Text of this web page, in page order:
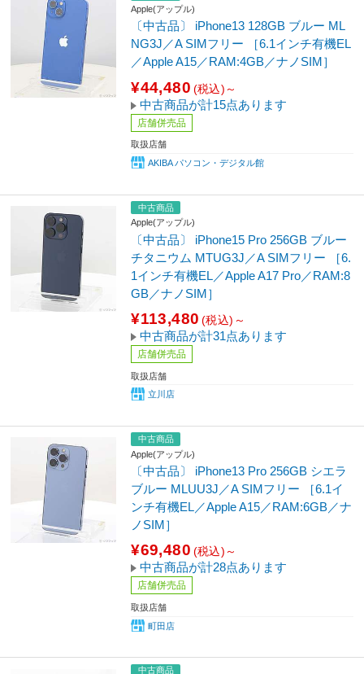
Apple(アップル)
〔中古品〕 iPhone13 128GB ブルー ML
NG3J／A SIMフリー ［6.1インチ有機EL
／Apple A15／RAM:4GB／ナノSIM］
¥44,480 (税込)～
中古商品が計15点あります
店舗併売品
取扱店舗
AKIBA パソコン・デジタル館
中古商品
Apple(アップル)
〔中古品〕 iPhone15 Pro 256GB ブルー
チタニウム MTUG3J／A SIMフリー ［6.
1インチ有機EL／Apple A17 Pro／RAM:8
GB／ナノSIM］
¥113,480 (税込)～
中古商品が計31点あります
店舗併売品
取扱店舗
立川店
中古商品
Apple(アップル)
〔中古品〕 iPhone13 Pro 256GB シエラ
ブルー MLUU3J／A SIMフリー ［6.1イ
ンチ有機EL／Apple A15／RAM:6GB／ナ
ノSIM］
¥69,480 (税込)～
中古商品が計28点あります
店舗併売品
取扱店舗
町田店
中古商品